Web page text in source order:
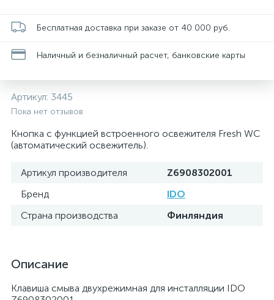
Бесплатная доставка при заказе от 40 000 руб.
Наличный и безналичный расчет, банковские карты
Артикул: 3445
Пока нет отзывов
Кнопка с функцией встроенного освежителя Fresh WC
(автоматический освежитель).
Артикул производителя
Z6908302001
Бренд
IDO
Страна производства
Финляндия
Описание
Клавиша смыва двухрежимная для инсталляции IDO